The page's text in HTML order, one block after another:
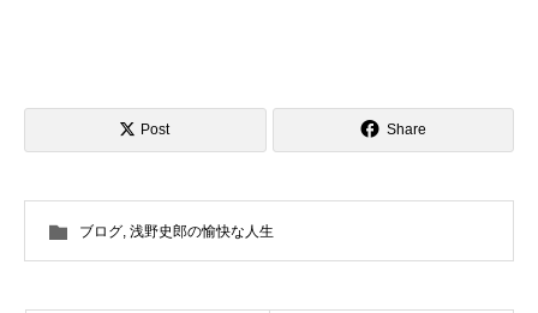
Post Share
ブログ, 浅野史郎の愉快な人生